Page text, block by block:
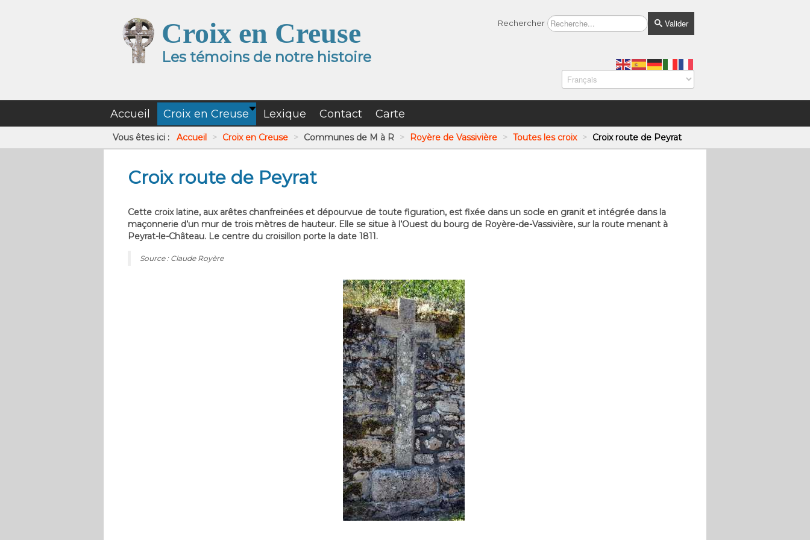
Croix en Creuse
Les témoins de notre histoire
Rechercher Valider
Accueil Croix en Creuse Lexique Contact Carte
Vous êtes ici : Accueil > Croix en Creuse > Communes de M à R > Royère de Vassivière > Toutes les croix > Croix route de Peyrat
Croix route de Peyrat
Cette croix latine, aux arêtes chanfreinées et dépourvue de toute figuration, est fixée dans un socle en granit et intégrée dans la
maçonnerie d’un mur de trois mètres de hauteur. Elle se situe à l’Ouest du bourg de Royère-de-Vassivière, sur la route menant à
Peyrat-le-Château. Le centre du croisillon porte la date 1811.
Source : Claude Royère